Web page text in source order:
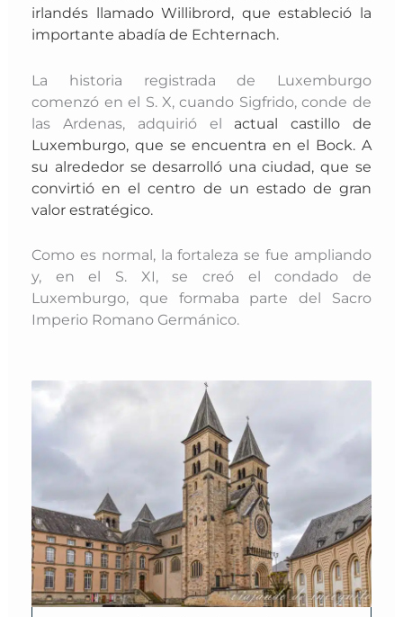
irlandés llamado Willibrord, que estableció la
importante abadía de Echternach.
La historia registrada de Luxemburgo
comenzó en el S. X, cuando Sigfrido, conde de
las Ardenas, adquirió el actual castillo de
Luxemburgo, que se encuentra en el Bock. A
su alrededor se desarrolló una ciudad, que se
convirtió en el centro de un estado de gran
valor estratégico.
Como es normal, la fortaleza se fue ampliando
y, en el S. XI, se creó el condado de
Luxemburgo, que formaba parte del Sacro
Imperio Romano Germánico.